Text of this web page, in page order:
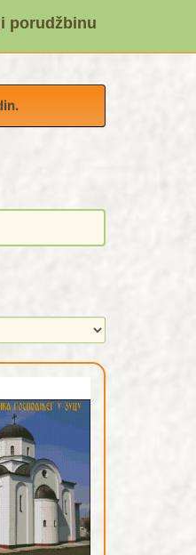
porudžbinu